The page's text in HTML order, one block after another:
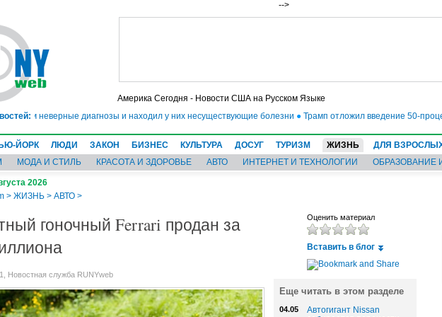
-->
Америка Сегодня - Новости США на Русском Языке
неверные диагнозы и находил у них несуществующие болезни● Трамп отложил введение 50-
ЙОРК ЛЮДИ ЗАКОН БИЗНЕС КУЛЬТУРА ДОСУГ ТУРИЗМ ЖИЗНЬ ДЛЯ
МОДА И СТИЛЬ КРАСОТА И ЗДОРОВЬЕ АВТО ИНТЕРНЕТ И ТЕХНОЛОГИИ ОБРАЗОВАНИЕ
2026
> ЖИЗНЬ > АВТО >
Оценить материал
Вставить в блог
Еще читать в этом разделе
04.05
Автогигант Nissan
гоночный Ferrari продан за
Новостная служба RUNYweb